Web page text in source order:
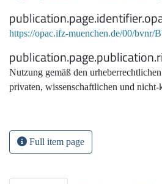
https://opac.ifz-muenchen.de/00/bvnr/
Nutzung gemäß den
privaten, wissenschaftlichen und
Full item page